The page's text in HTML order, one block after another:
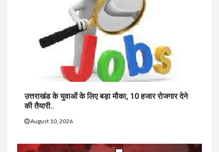
उत्तराखंड के युवाओं के लिए बड़ा मौका, 10 हजार रोजगार देने
की तैयारी..
August 10, 2026